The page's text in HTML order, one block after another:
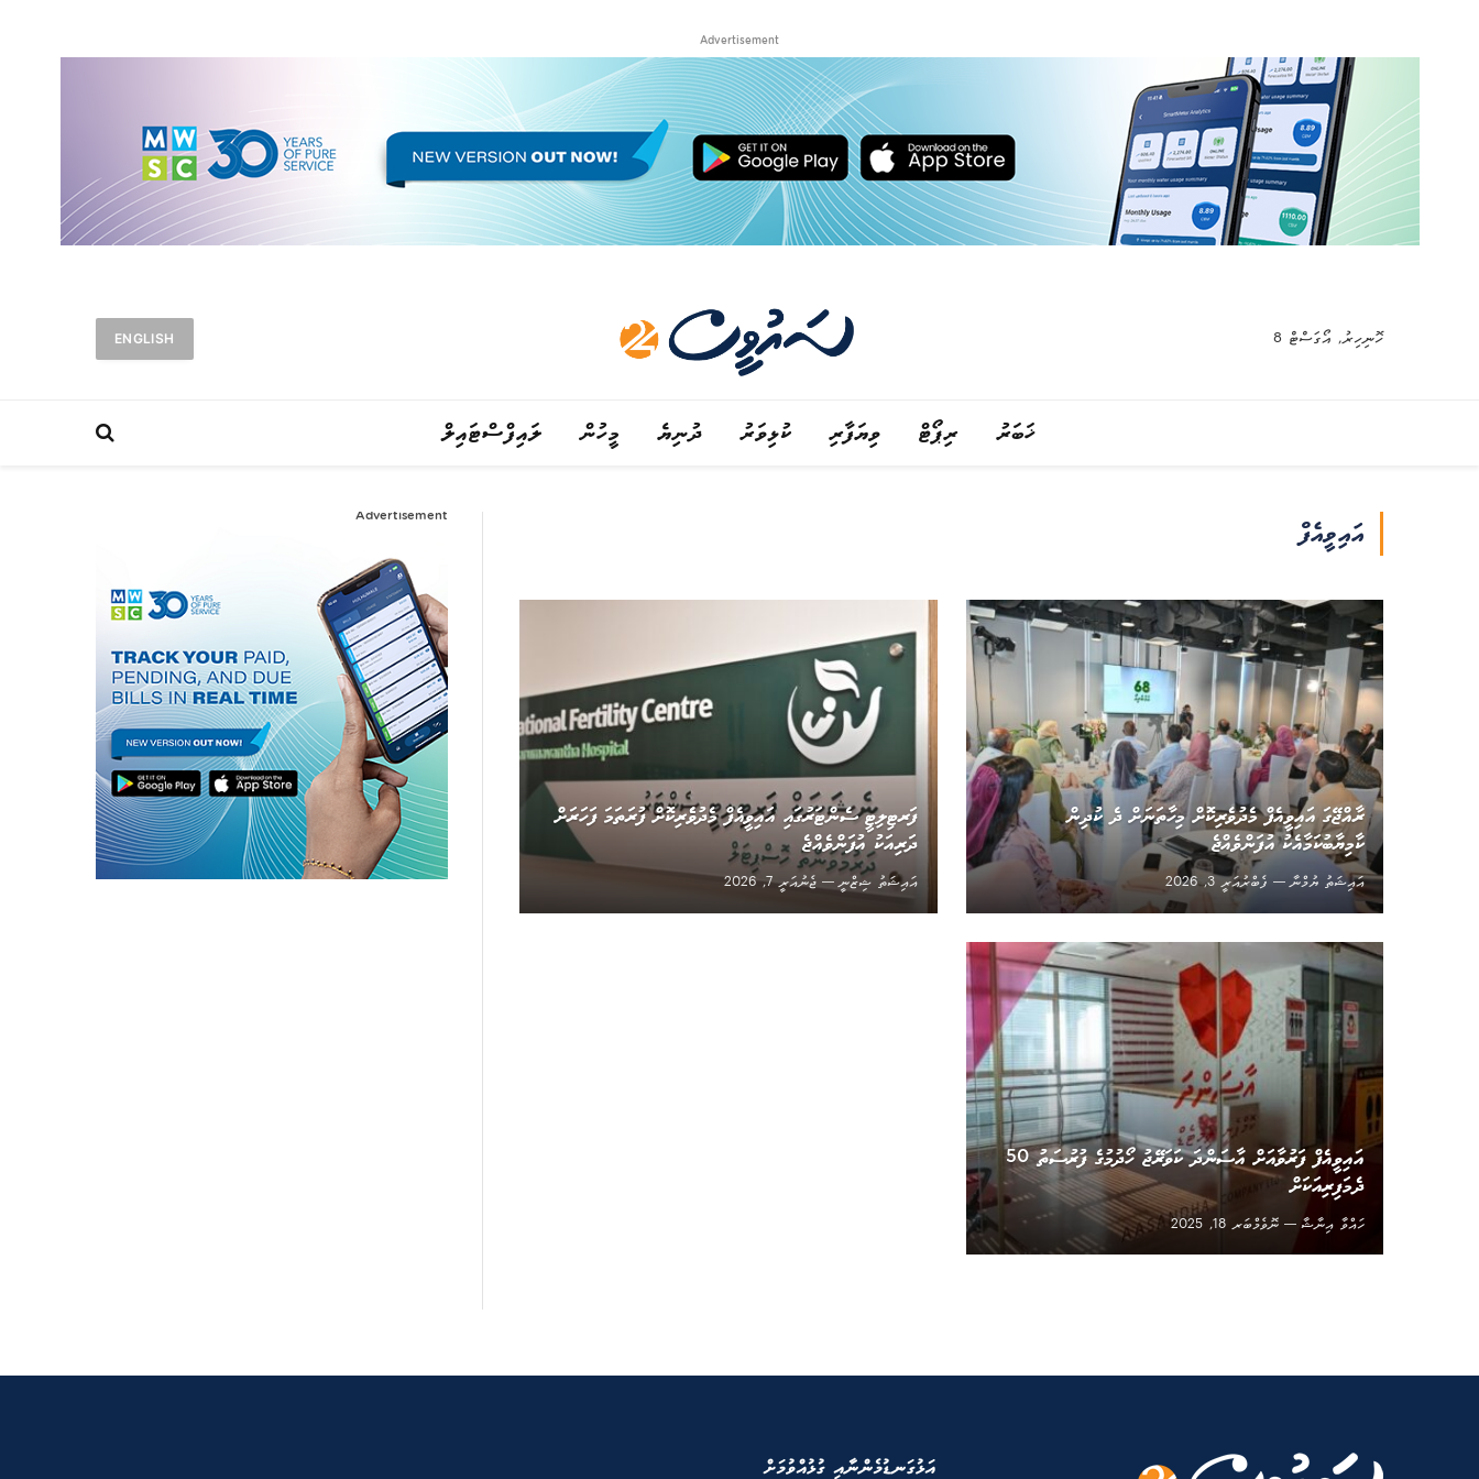
Advertisement
ހޮނިހިރު, އޯގަސްޓް 8 ENGLISH
ޚަބަރު ރިޕޯޓް ވިޔަފާރި ކުޅިވަރު ދުނިޔެ މީހުން ލައިފްސްޓައިލް
އައިވީއެފް
ރާއްޖޭގަ އައިވީއެފް މެދުވެރިކޮށް މިހާތަނަށް ދެ ކުދިން
ކާމިޔާބުކަމާއެކު އުފަންވެއްޖެ
އައިޝަތު ޔުމްނާ
ފެބްރުއަރީ 3, 2026
ފަރޓިލިޓީ ސެންޓަރުގައި އައިވީއެފް މެދުވެެރިކޮށް ފުރަތަމަ ފަހަރަށް
ދަރިއަކު އުފަންވެއްޖެ
އައިޝަތު ޝިޒްނީ
ޖެނުއަރީ 7, 2026
އައިވީއެފް ފަރުވާއަށް އާސަންދަ ކަވަރޭޖު ހޯދުމުގެ ފުރުސަތު 50
ދެމަފިރިއަކަށް
ހައްވާ އިނާޝާ
ނޮވެމްބަރ 18, 2025
Advertisement
އަޅުގަނޑުމެންނާއި ގުޅުއްވުމަށް